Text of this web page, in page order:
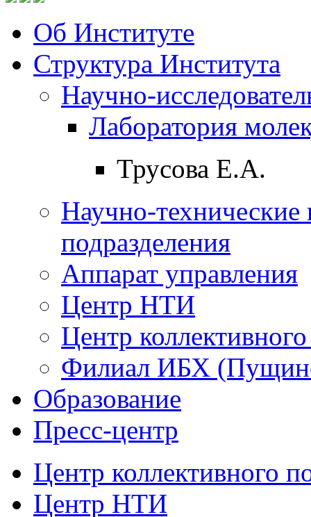
Об Институте
Структура Института
Научно-
Лаборатория
Трусова Е.А.
Научно-технические
подразделения
Аппарат управления
Центр НТИ
Центр
Филиал ИБХ
Образование
Пресс-центр
Центр коллективного
Центр НТИ